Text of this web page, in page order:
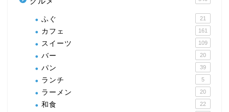
ふぐ 21
カフェ 161
スイーツ 109
バー 20
パン 39
ランチ 5
ラーメン 20
和食 22